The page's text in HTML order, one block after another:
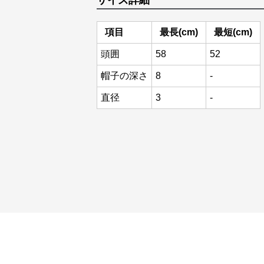
項目 最長(cm) 最短(cm)
頭囲 58 52
帽子の深さ 8 -
直径 3 -